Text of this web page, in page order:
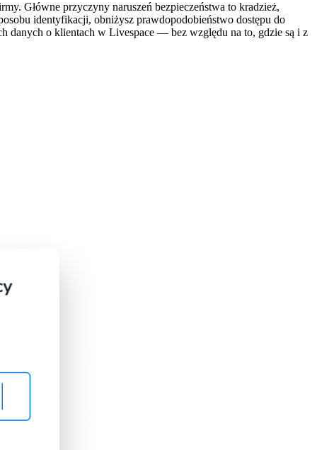
Główne przyczyny naruszeń bezpieczeństwa to kradzież,
identyfikacji, obniżysz prawdopodobieństwo dostępu do
danych o klientach w Livespace — bez względu na to, gdzie są i z